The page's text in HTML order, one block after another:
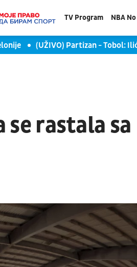
TV Program NBA
(UŽIVO) Partizan - Tobol:
rastala sa